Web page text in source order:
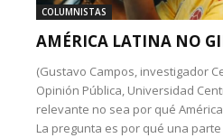
COLUMNISTAS
AMÉRICA LATINA NO
(Gustavo Campos, investigador
Opinión Pública, Universidad
relevante no sea por qué
La pregunta es por qué una